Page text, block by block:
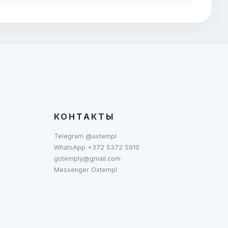
КОНТАКТЫ
Telegram @axtempl
WhatsApp +372 5372 5910
gotemply@gmail.com
Messenger Oxtempl